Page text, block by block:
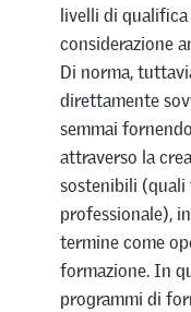
livelli di
considerazione
Di norma,
direttamente
semmai
attraverso la
sostenibili
professionale),
termine come
formazione. In
programmi di